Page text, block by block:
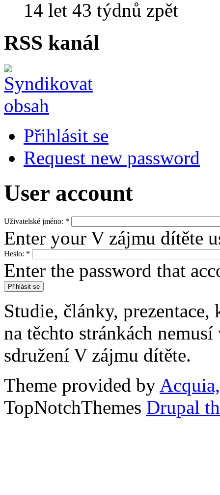
14 let 43 týdnů zpět
RSS kanál
Přihlásit se
Request new password
User account
Uživatelské jméno: *
Enter your V zájmu dítěte
Heslo: *
Enter the password that
Studie, články,
na těchto stránkách
sdružení V zájmu dítěte.
Theme provided by
TopNotchThemes Drupal